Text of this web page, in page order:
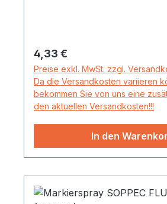
Regulärer Preis:
4,33 €
Preise exkl. MwSt. zzgl.
Da die Versandkosten variieren
bekommen Sie von uns eine
den aktuellen Versandkosten!!!
In den